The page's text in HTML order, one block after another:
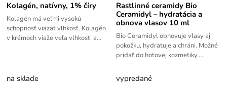
Kolagén, natívny, 1% číry
Kolagén má veľmi vysokú
schopnosť viazať vlhkosť. Kolagén
v krémoch viaže veľa vlhkosti a
na sklade
Rastlinné ceramidy Bio
Ceramidyl – hydratácia a
obnova vlasov 10 ml
Bio Ceramidyl obnovuje vlasy aj
pokožku, hydratuje a chráni. Možné
pridať do hotovej kozmetiky.
odvodené zo slnečnicového oleja,
vypredané